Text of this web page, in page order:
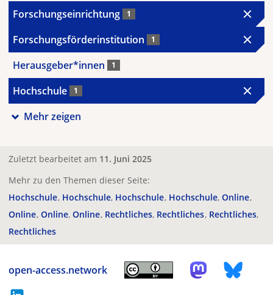
Forschungseinrichtung 1
Forschungsförderinstitution 1
Herausgeber*innen 1
Hochschule 1
Mehr zeigen
Zuletzt bearbeitet am 11. Juni 2025
Mehr zu den Themen dieser Seite:
Hochschule Hochschule Hochschule Hochschule Online
Online Online Online Rechtliches Rechtliches Rechtliches
Rechtliches
open-access.network